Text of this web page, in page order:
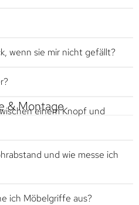
wenn sie mir nicht gefällt?
& Montageeinem Knopf und
und wie messe ich
ich Möbelgriffe aus?